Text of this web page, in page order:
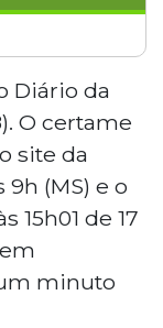
Grosso do
24 lotes
carros,
17 de
Leilões
de R$
devem
portal e
48
Diário da
O certame
site da
(MS) e o
15h01 de 17
minuto